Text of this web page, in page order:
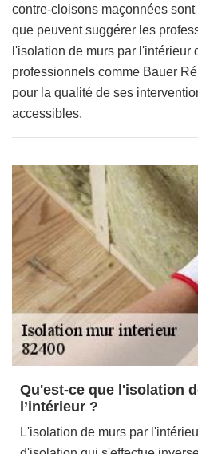
contre-cloisons maçonnées
que peuvent suggérer les
l'isolation de murs par l'intérieur
professionnels comme Bauer
pour la qualité de ses
accessibles.
Qu'est-ce que l'isolation
l’intérieur ?
L'isolation de murs par